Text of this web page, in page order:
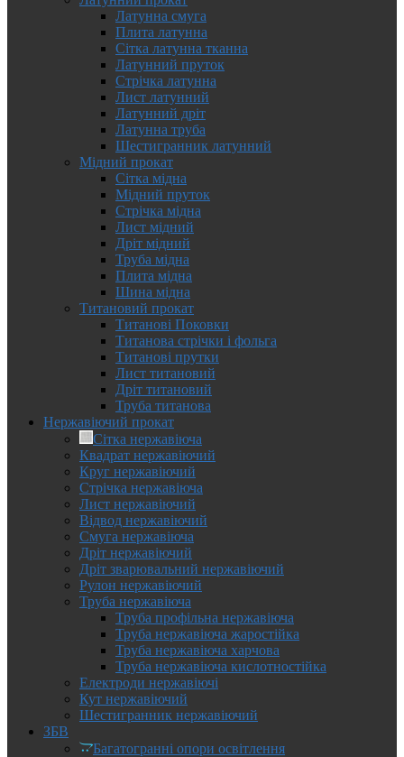
Латунна смуга
Плита латунна
Сітка латунна тканна
Латунний пруток
Стрічка латунна
Лист латунний
Латунний дріт
Латунна труба
Шестигранник латунний
Мідний прокат
Сітка мідна
Мідний пруток
Стрічка мідна
Лист мідний
Дріт мідний
Труба мідна
Плита мідна
Шина мідна
Титановий прокат
Титанові Поковки
Титанова стрічки і фольга
Титанові прутки
Лист титановий
Дріт титановий
Труба титанова
Нержавіючий прокат
Сітка нержавіюча
Квадрат нержавіючий
Круг нержавіючий
Стрічка нержавіюча
Лист нержавіючий
Відвод нержавіючий
Смуга нержавіюча
Дріт нержавіючий
Дріт зварювальний нержавіючий
Рулон нержавіючий
Труба нержавіюча
Труба профільна нержавіюча
Труба нержавіюча жаростійка
Труба нержавіюча харчова
Труба нержавіюча кислотностійка
Електроди нержавіючі
Кут нержавіючий
Шестигранник нержавіючий
ЗБВ
Багатогранні опори освітлення